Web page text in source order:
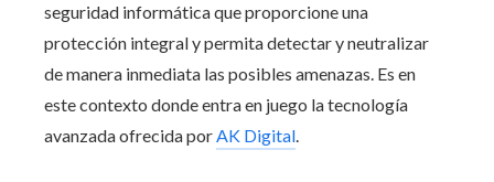
seguridad informáticaque proporcione una
protección integral y permita detectar y neutralizar
de manera inmediata las posibles amenazas. Es en
este contexto donde entra en juego la tecnología
avanzada ofrecida porAK Digital.